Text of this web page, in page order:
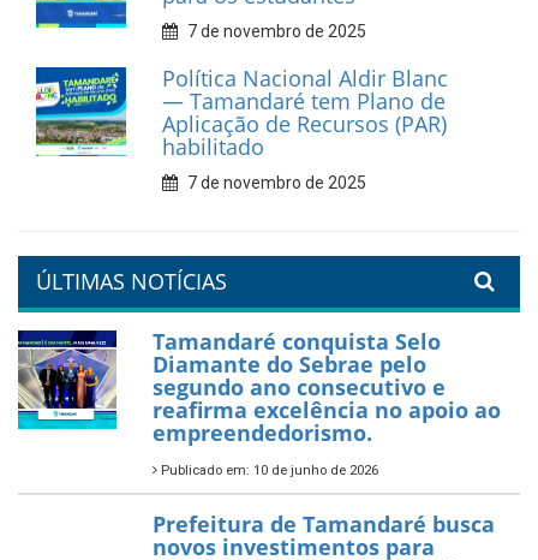
9 de fevereiro de 2026
Prefeitura de Tamandaré
reforça diálogo e
compromisso com a
valorização da educação
7 de fevereiro de 2026
orla da cidade.
PartiuENEM — Prefeitura
garante transporte gratuito
para os estudantes
7 de novembro de 2025
Política Nacional Aldir Blanc
— Tamandaré tem Plano de
Aplicação de Recursos (PAR)
habilitado